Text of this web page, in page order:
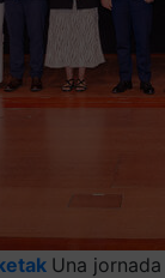
Una jornada